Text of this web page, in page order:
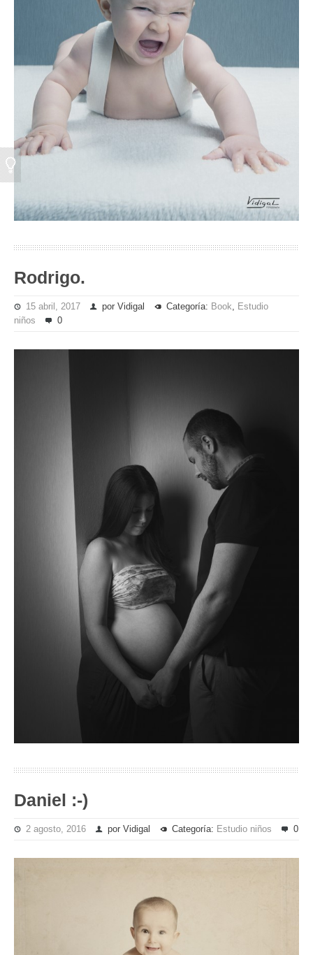
Rodrigo.
15 abril, 2017 por Vidigal Categoría: Book
Estudio
niños
0
Daniel :-)
2 agosto, 2016 por Vidigal Categoría: Estudio niños 0